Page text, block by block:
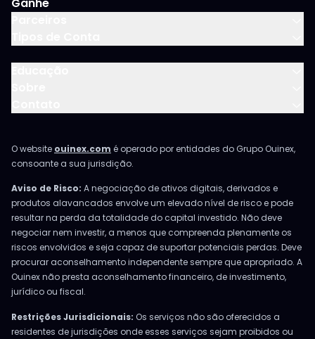
O website ouinex.com é operado por entidades do Grupo Ouinex,
consoante a sua jurisdição.
Aviso de Risco: A negociação de ativos digitais, derivados e
produtos alavancados envolve um elevado nível de risco e pode
resultar na perda da totalidade do capital investido. Não deve
negociar nem investir, a menos que compreenda plenamente os
riscos envolvidos e seja capaz de suportar potenciais perdas. Deve
procurar aconselhamento independente sempre que apropriado. A
Ouinex não presta aconselhamento financeiro, de investimento,
jurídico ou fiscal.
Restrições Jurisdicionais: Os serviços não são oferecidos a
residentes de jurisdições onde esses serviços sejam proibidos ou